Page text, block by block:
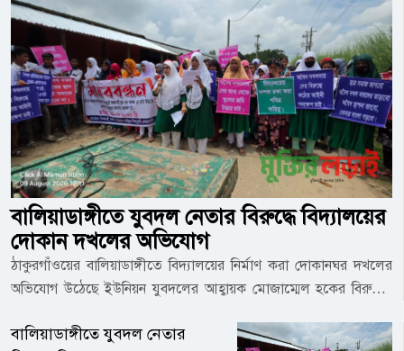
বালিয়াডাঙ্গীতে যুবদল নেতার বিরুদ্ধে বিদ্যালয়ের
দোকান দখলের অভিযোগ
ঠাকুরগাঁওয়ের বালিয়াডাঙ্গীতে বিদ্যালয়ের নির্মাণ করা দোকানঘর দখলের
অভিযোগ উঠেছে ইউনিয়ন যুবদলের আহ্বায়ক মোজাম্মেল হকের বিরুদ্ধে।
মানববন্ধন করেছেন সীমান্ত এলাকার শিক্ষাপ্রতিষ্ঠান রত্নাই বগুলাবাড়ী স্কুল
বালিয়াডাঙ্গীতে যুবদল নেতার